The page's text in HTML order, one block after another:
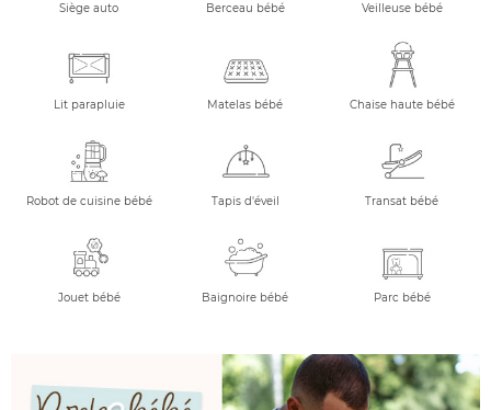
Siège auto Berceau bébé Veilleuse bébé
Lit parapluie Matelas bébé Chaise haute bébé
Robot de cuisine bébé Tapis d'éveil Transat bébé
Jouet bébé Baignoire bébé Parc bébé